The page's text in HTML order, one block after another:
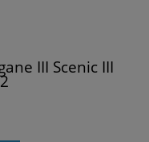
III Scenic III